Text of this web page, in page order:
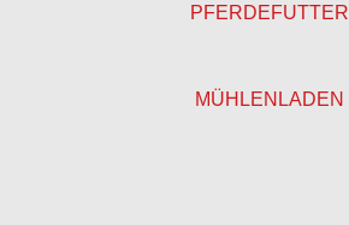
PFERDEFUTTER
MÜHLENLADEN